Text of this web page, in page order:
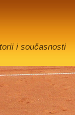
i současnosti